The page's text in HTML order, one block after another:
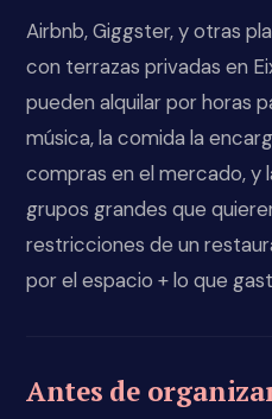
Airbnb, Giggster, y otras
con terrazas privadas en
pueden alquilar por horas
música, la comida la
compras en el mercado, y
grupos grandes que
restricciones de un
por el espacio + lo que
Antes de